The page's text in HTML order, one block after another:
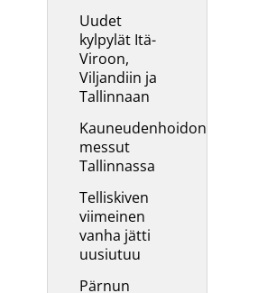
Uudet
kylpylät Itä-
Viroon,
Viljandiin ja
Tallinnaan
Kauneudenhoidon
messut
Tallinnassa
Telliskiven
viimeinen
vanha jätti
uusiutuu
Pärnun